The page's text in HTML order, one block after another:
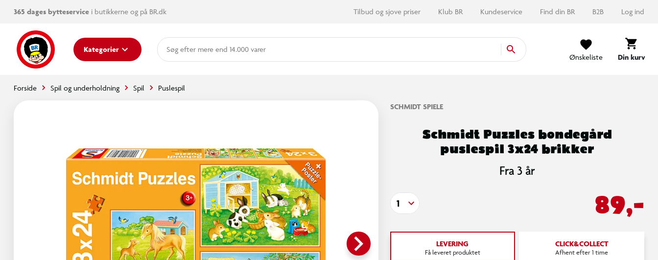
365 dages bytteservice i butikkerne og på BR.dk Tilbud og sjove priser Klub BR Kundeservice Find din BR B2B Log ind
Kategorier
mere end 14.000 varer
Ønskeliste
Din kurv
Forside Spil og underholdning Spil Puslespil
keyboard_arrow_right
SCHMIDT SPIELE
Schmidt Puzzles bondegård
puslespil 3x24 brikker
Fra 3 år
89,-
1
LEVERING
Få leveret produktet
CLICK&COLLECT
Afhent efter 1 time